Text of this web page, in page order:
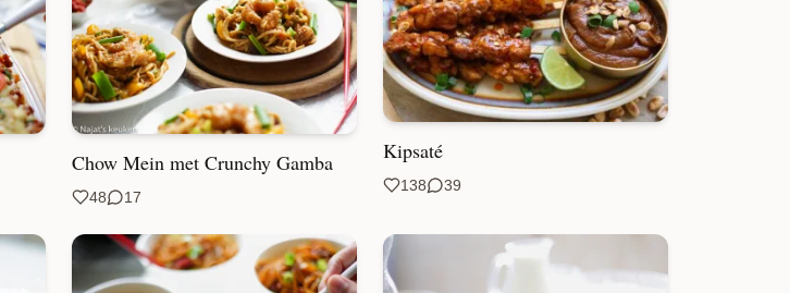
Chow Mein met Crunchy Gamba
48 17
Kipsaté
138 39